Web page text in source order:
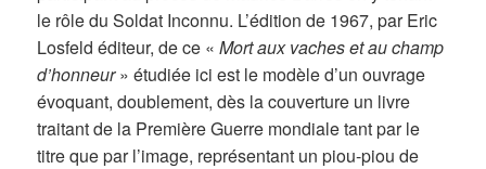
le rôle du Soldat Inconnu. L’édition de 1967, par Eric
Losfeld éditeur, de ce «Mort aux vaches et au champ
d’honneur» étudiée ici est le modèle d’un ouvrage
évoquant, doublement, dès la couverture un livre
traitant de la Première Guerre mondiale tant par le
titre que par l’image, représentant un piou-piou de